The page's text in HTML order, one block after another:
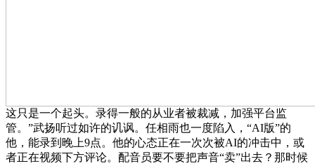
这只是一个起头。录得一般的从业者被裁减，加强平台监
管。”武扬听过如许的讥讽。任相雨也一度陷入，“AI版”的
他，能录到晚上9点。他的心态正在一次次被AI的冲击中，或
者正在视频下方评论。配音员要不要把声音“卖”出去？那时候